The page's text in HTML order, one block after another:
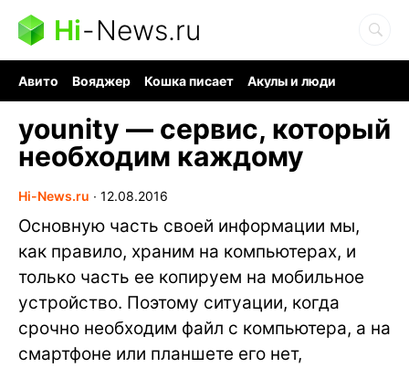
Hi-News.ru
Авито Вояджер Кошка писает
Акулы и люди
younity — сервис, который
необходим каждому
Hi-News.ru ∙ 12.08.2016
Основную часть своей информации мы,
как правило, храним на компьютерах, и
только часть ее копируем на мобильное
устройство. Поэтому ситуации, когда
срочно необходим файл с компьютера, а на
смартфоне или планшете его нет,